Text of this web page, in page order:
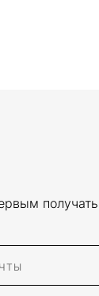
получать